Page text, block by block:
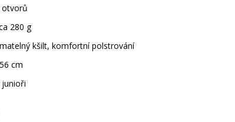
otvorů
280 g
kšilt, komfortní polstrování
cm
junioři